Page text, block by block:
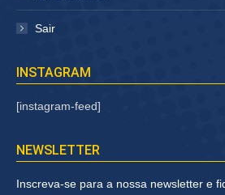
Sair
INSTAGRAM
[instagram-feed]
NEWSLETTER
Inscreva-se para a nossa newsletter e